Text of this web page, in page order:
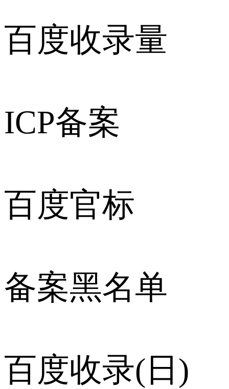
百度收录量
ICP备案
百度官标
备案黑名单
百度收录(日)